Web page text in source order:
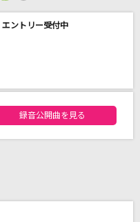
ントリー受付中
リーランキング
録音公開曲を見る